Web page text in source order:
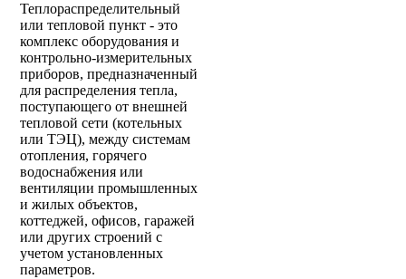
Теплораспределительный
или тепловой пункт - это
комплекс оборудования и
контрольно-измерительных
приборов, предназначенный
для распределения тепла,
поступающего от внешней
тепловой сети (котельных
или ТЭЦ), между системам
отопления, горячего
водоснабжения или
вентиляции промышленных
и жилых объектов,
коттеджей, офисов, гаражей
или других строений с
учетом установленных
параметров.